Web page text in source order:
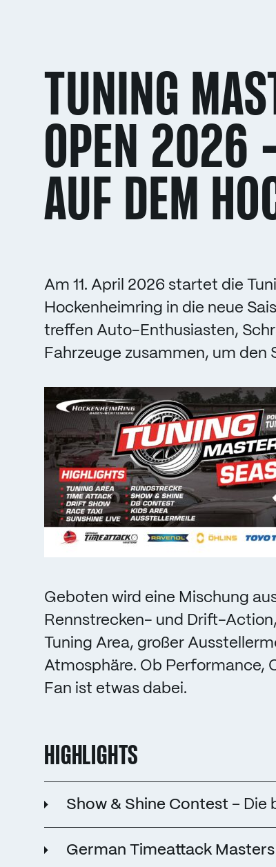
TUNING
OPEN 2026
AUF DEM
Am 11. April 2026 startet die
Hockenheimring in die neue
treffen Auto-Enthusiasten,
Fahrzeuge zusammen, um den
Geboten wird eine Mischung
Rennstrecken- und Drift-
Tuning Area, großer
Atmosphäre. Ob Performance,
Fan ist etwas dabei.
HIGHLIGHTS
Show & Shine Contest – Die
German Timeattack Masters